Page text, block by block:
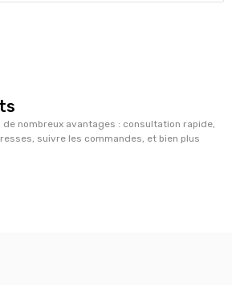
de nombreux avantages : consultation rapide,
suivre les commandes, et bien plus